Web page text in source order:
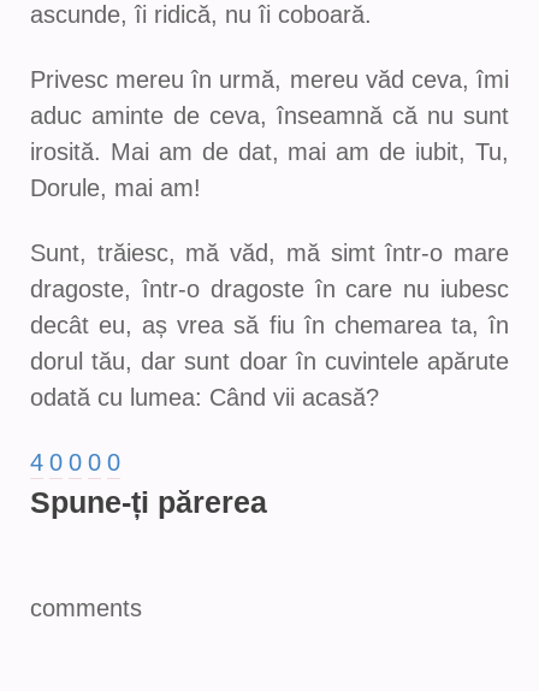
ascunde, îi ridică, nu îi coboară.
Privesc mereu în urmă, mereu văd ceva, îmi
aduc aminte de ceva, înseamnă că nu sunt
irosită. Mai am de dat, mai am de iubit, Tu,
Dorule, mai am!
Sunt, trăiesc, mă văd, mă simt într-o mare
dragoste, într-o dragoste în care nu iubesc
decât eu, aș vrea să fiu în chemarea ta, în
dorul tău, dar sunt doar în cuvintele apărute
odată cu lumea: Când vii acasă?
4 0 0 0 0
Spune-ți părerea
comments